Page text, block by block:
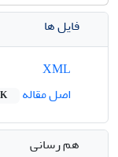
فایل ها
اصل مقاله
هم رسانی